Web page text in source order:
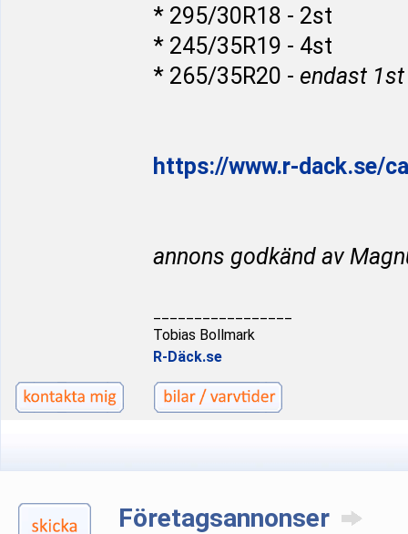
* 295/30R18 - 2st
* 245/35R19 - 4st
* 265/35R20 - endast
https://www.r-dack.se/
annons godkänd av
Tobias Bollmark
R-Däck.se
Företagsannonser